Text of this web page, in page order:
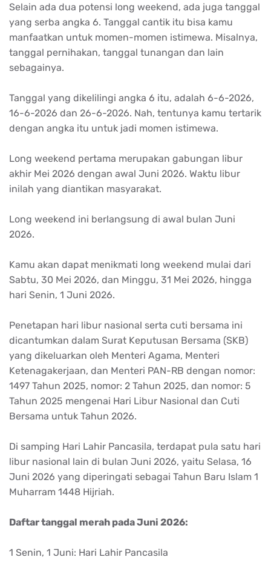
Selain ada dua potensi long weekend, ada juga tanggal
yang serba angka 6. Tanggal cantik itu bisa kamu
manfaatkan untuk momen-momen istimewa. Misalnya,
tanggal pernihakan, tanggal tunangan dan lain
sebagainya.
Tanggal yang dikelilingi angka 6 itu, adalah 6-6-2026,
16-6-2026 dan 26-6-2026. Nah, tentunya kamu tertarik
dengan angka itu untuk jadi momen istimewa.
Long weekend pertama merupakan gabungan libur
akhir Mei 2026 dengan awal Juni 2026. Waktu libur
inilah yang diantikan masyarakat.
Long weekend ini berlangsung di awal bulan Juni
2026.
Kamu akan dapat menikmati long weekend mulai dari
Sabtu, 30 Mei 2026, dan Minggu, 31 Mei 2026, hingga
hari Senin, 1 Juni 2026.
Penetapan hari libur nasional serta cuti bersama ini
dicantumkan dalam Surat Keputusan Bersama (SKB)
yang dikeluarkan oleh Menteri Agama, Menteri
Ketenagakerjaan, dan Menteri PAN-RB dengan nomor:
1497 Tahun 2025, nomor: 2 Tahun 2025, dan nomor: 5
Tahun 2025 mengenai Hari Libur Nasional dan Cuti
Bersama untuk Tahun 2026.
Di samping Hari Lahir Pancasila, terdapat pula satu hari
libur nasional lain di bulan Juni 2026, yaitu Selasa, 16
Juni 2026 yang diperingati sebagai Tahun Baru Islam 1
Muharram 1448 Hijriah.
Daftar tanggal merah pada Juni 2026:
1 Senin, 1 Juni: Hari Lahir Pancasila